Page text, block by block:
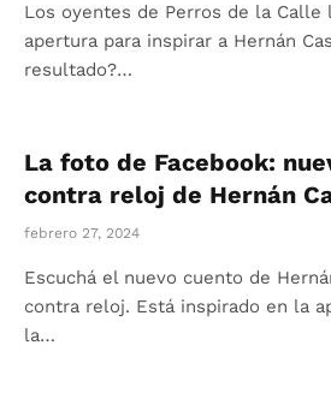
Los oyentes de Perros de la Calle
apertura para inspirar a Hernán
resultado?…
La foto de Facebook:
contra reloj de Hernán
febrero 27, 2024
Escuchá el nuevo cuento de
contra reloj. Está inspirado en la
la…